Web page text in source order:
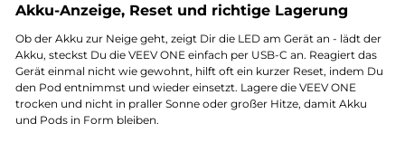
Akku-Anzeige, Reset und richtige Lagerung
Ob der Akku zur Neige geht, zeigt Dir die LED am Gerät an - lädt der
Akku, steckst Du die VEEV ONE einfach per USB-C an. Reagiert das
Gerät einmal nicht wie gewohnt, hilft oft ein kurzer Reset, indem Du
den Pod entnimmst und wieder einsetzt. Lagere die VEEV ONE
trocken und nicht in praller Sonne oder großer Hitze, damit Akku
und Pods in Form bleiben.